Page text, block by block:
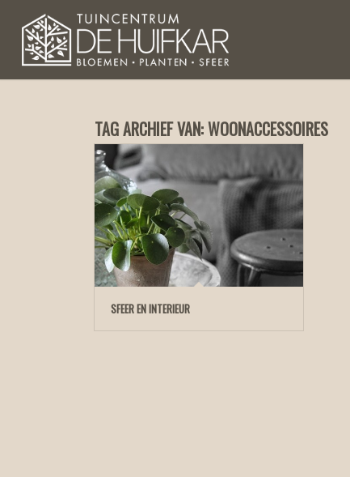
TAG ARCHIEF VAN:WOONACCESSOIRES
SFEER EN INTERIEUR